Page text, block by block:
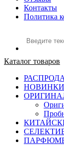
Контакты
Политика
Каталог товаров
НОВИНКИ